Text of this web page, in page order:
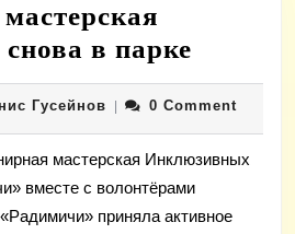
в парке
в
парке
ГусейновДенис0 Comment
мастерская Инклюзивных
вместе с волонтёрами
приняла активное